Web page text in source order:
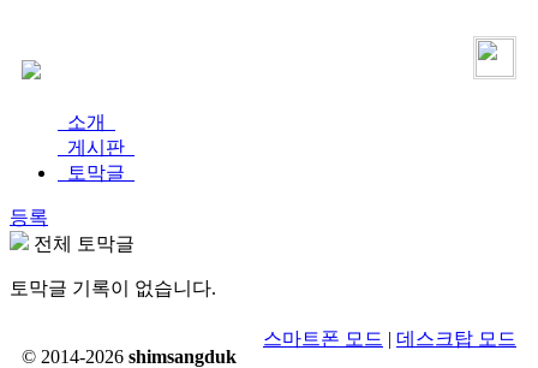
소개
게시판
토막글
등록
전체 토막글
토막글 기록이 없습니다.
© 2014-2026 shimsangduk
스마트폰 모드 | 데스크탑 모드